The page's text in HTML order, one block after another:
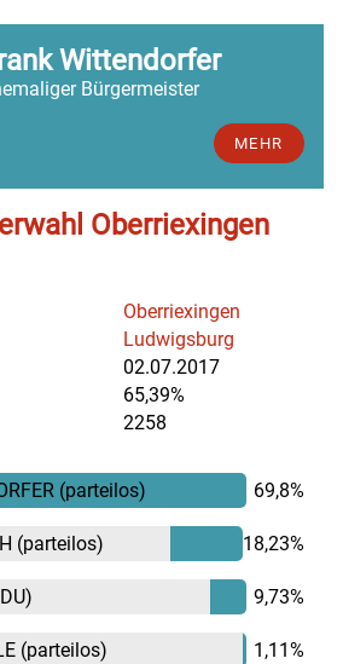
Wittendorfer
Bürgermeister
MEHR
Oberriexingen
Oberriexingen
Ludwigsburg
02.07.2017
65,39%
2258
(parteilos) 69,8%
(parteilos) 18,23%
9,73%
(parteilos) 1,11%